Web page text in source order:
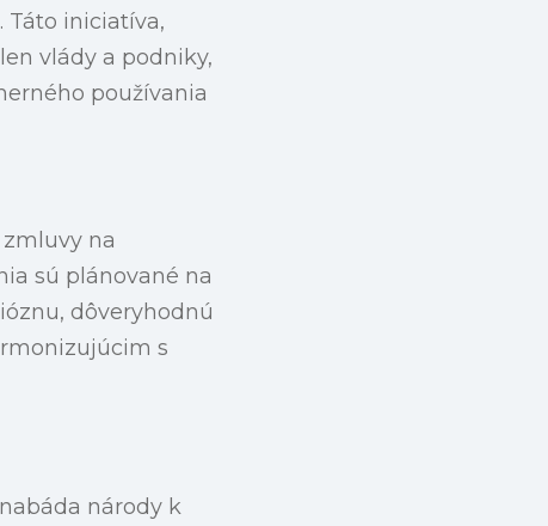
Táto iniciatíva,
vlády a podniky,
používania
na
sú plánované na
dôveryhodnú
s
národy k